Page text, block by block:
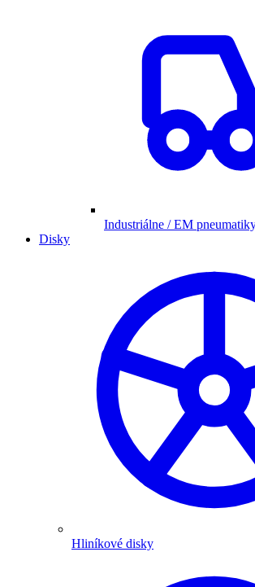
Industriálne / EM
Disky
Hliníkové disky